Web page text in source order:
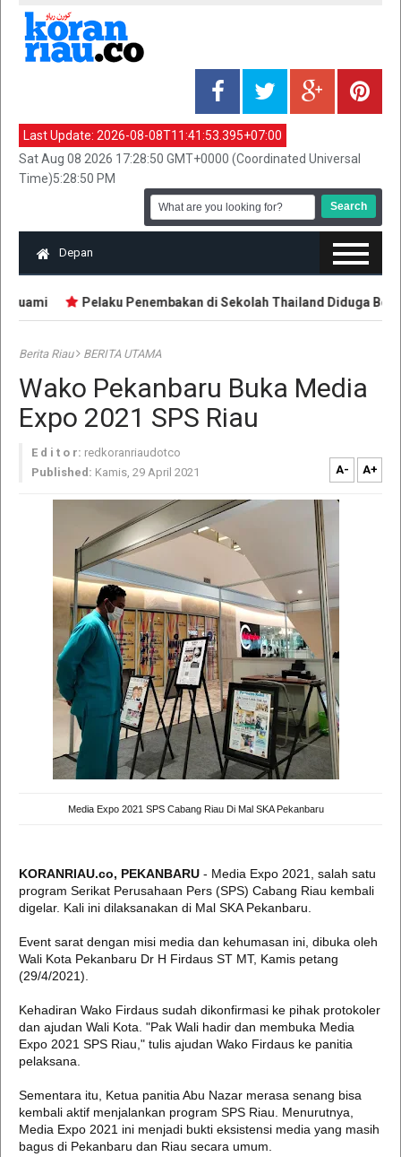
Last Update: 2026-08-08T11:41:53.395+07:00
Sat Aug 08 2026 17:28:50 GMT+0000 (Coordinated Universal
Time)5:28:50 PM
Depan
Pelaku Penembakan di Sekolah Thailand Diduga
Berita Riau BERITA UTAMA
Wako Pekanbaru Buka Media
Expo 2021 SPS Riau
E d i t o r: redkoranriaudotco
Published: Kamis, 29 April 2021 A- A+
Media Expo 2021 SPS Cabang Riau Di Mal SKA Pekanbaru
KORANRIAU.co, PEKANBARU - Media Expo 2021, salah satu
program Serikat Perusahaan Pers (SPS) Cabang Riau kembali
digelar. Kali ini dilaksanakan di Mal SKA Pekanbaru.
Event sarat dengan misi media dan kehumasan ini, dibuka oleh
Wali Kota Pekanbaru Dr H Firdaus ST MT, Kamis petang
(29/4/2021).
Kehadiran Wako Firdaus sudah dikonfirmasi ke pihak protokoler
dan ajudan Wali Kota. "Pak Wali hadir dan membuka Media
Expo 2021 SPS Riau," tulis ajudan Wako Firdaus ke panitia
pelaksana.
Sementara itu, Ketua panitia Abu Nazar merasa senang bisa
kembali aktif menjalankan program SPS Riau. Menurutnya,
Media Expo 2021 ini menjadi bukti eksistensi media yang masih
bagus di Pekanbaru dan Riau secara umum.